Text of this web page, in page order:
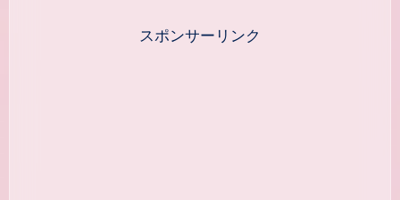
スポンサーリンク